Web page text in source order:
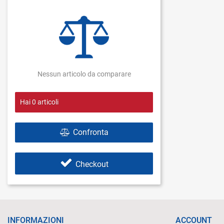
Nessun articolo da comparare
Hai0articoli
Confronta
Checkout
INFORMAZIONI ACCOUNT